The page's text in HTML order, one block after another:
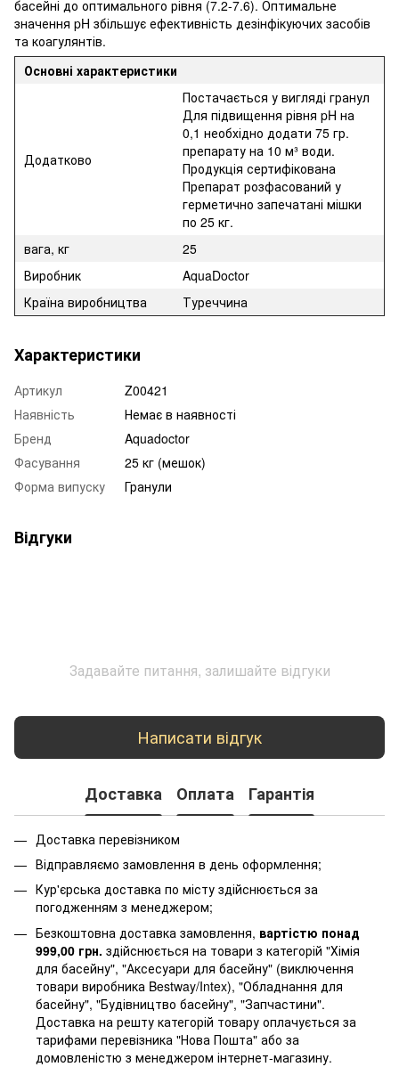
басейні до оптимального рівня (7.2-7.6). Оптимальне
значення pH збільшує ефективність дезінфікуючих засобів
та коагулянтів.
Основні характеристики
Додатково
Постачається у вигляді гранул
Для підвищення рівня pH на
0,1 необхідно додати 75 гр.
препарату на 10 м³ води.
Продукція сертифікована
Препарат розфасований у
герметично запечатані мішки
по 25 кг.
вага, кг
25
Виробник
AquaDoctor
Країна виробництва
Туреччина
Характеристики
Артикул
Z00421
Наявність
Немає в наявності
Бренд
Aquadoctor
Фасування
25 кг (мешок)
Форма випуску
Гранули
Відгуки
Задавайте питання, залишайте відгуки
Написати відгук
Доставка Оплата Гарантія
Доставка перевізником
Відправляємо замовлення в день оформлення;
Кур'єрська доставка по місту здійснюється за
погодженням з менеджером;
Безкоштовна доставка замовлення, вартістю понад
999,00 грн. здійснюється на товари з категорій "Хімія
для басейну", "Аксесуари для басейну" (виключення
товари виробника Bestway/Intex), "Обладнання для
басейну", "Будівництво басейну", "Запчастини".
Доставка на решту категорій товару оплачується за
тарифами перевізника "Нова Пошта" або за
домовленістю з менеджером інтернет-магазину.